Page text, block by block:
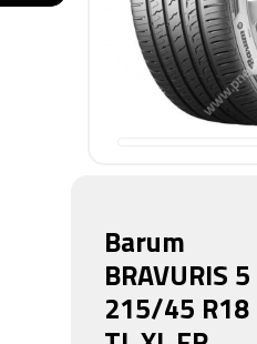
Barum
BRAVURIS
215/45 R18